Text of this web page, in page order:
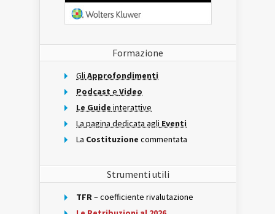
Formazione
Gli Approfondimenti
Podcast e Video
Le Guide interattive
La pagina dedicata agli Eventi
La Costituzione commentata
Strumenti utili
TFR– coefficiente rivalutazione